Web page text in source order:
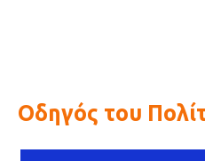
Οδηγός του